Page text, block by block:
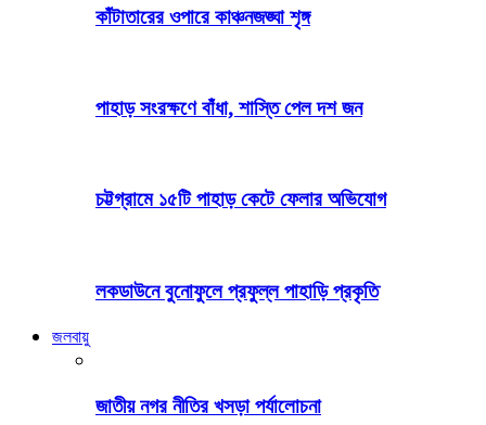
কাঁটাতারের ওপারে কাঞ্চনজঙ্ঘা শৃঙ্গ
পাহাড় সংরক্ষণে বাঁধা, শাস্তি পেল দশ জন
চট্টগ্রামে ১৫টি পাহাড় কেটে ফেলার অভিযোগ
লকডাউনে বুনোফুলে প্রফুল্ল পাহাড়ি প্রকৃতি
জলবায়ু
জাতীয় নগর নীতির খসড়া পর্যালোচনা